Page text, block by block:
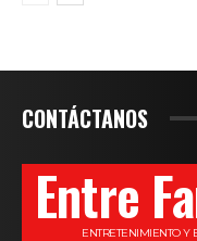
CONTÁCTANOS
Entre
ENTRETENIMIENTO Y